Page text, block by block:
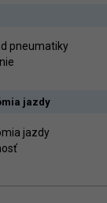
pneumatiky
jazdy
jazdy